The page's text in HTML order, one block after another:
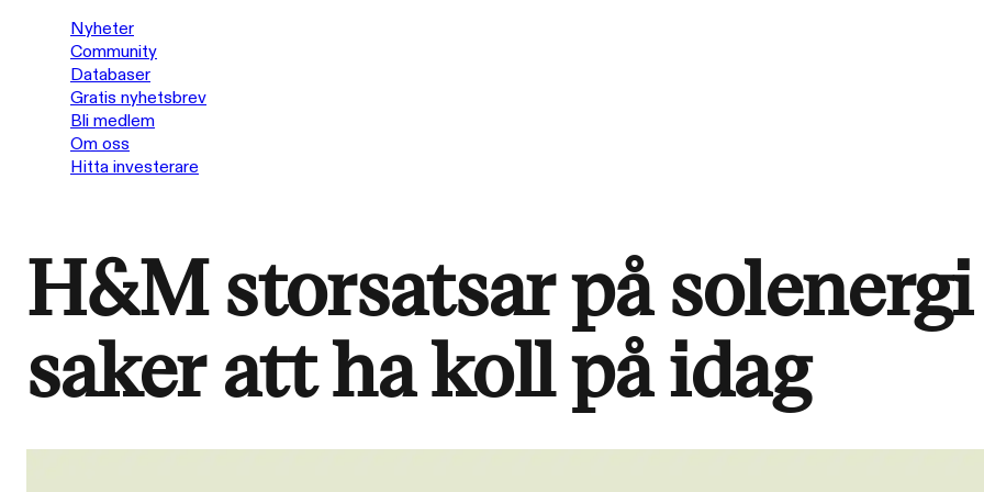
Nyheter
Community
Databaser
Gratis nyhetsbrev
Bli medlem
Om oss
Hitta investerare
H&M storsatsar på
saker att ha koll på idag